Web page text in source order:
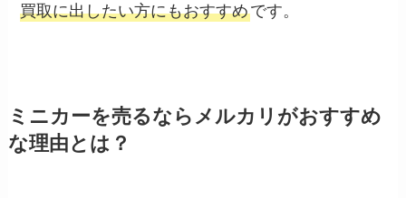
買取に出したい方にもおすすめです。
ミニカーを売るならメルカリがおすすめ
な理由とは？